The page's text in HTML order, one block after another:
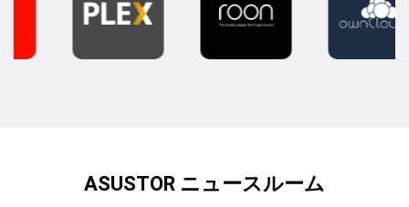
ASUSTOR ニュースルーム